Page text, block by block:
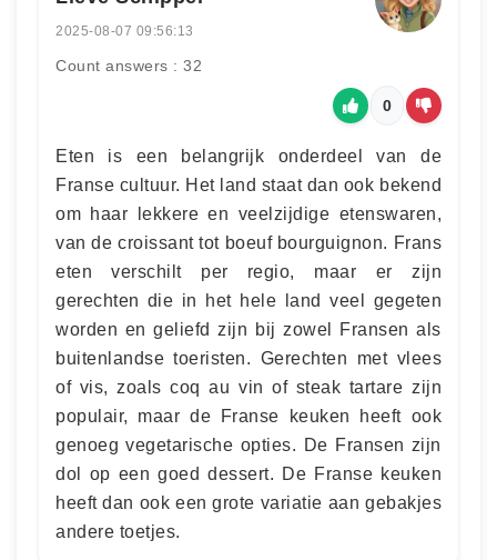
2025-08-07 09:56:13
Count answers : 32
0
Eten is een belangrijk onderdeel van de
Franse cultuur. Het land staat dan ook bekend
om haar lekkere en veelzijdige etenswaren,
van de croissant tot boeuf bourguignon. Frans
eten verschilt per regio, maar er zijn
gerechten die in het hele land veel gegeten
worden en geliefd zijn bij zowel Fransen als
buitenlandse toeristen. Gerechten met vlees
of vis, zoals coq au vin of steak tartare zijn
populair, maar de Franse keuken heeft ook
genoeg vegetarische opties. De Fransen zijn
dol op een goed dessert. De Franse keuken
heeft dan ook een grote variatie aan gebakjes
andere toetjes.